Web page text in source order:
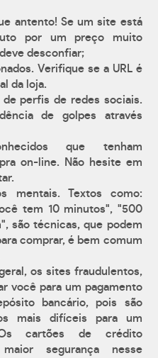
antento! Se um site está
por um preço muito
desconfiar;
Verifique se a URL é
da loja.
de perfis de redes sociais.
de golpes através
que tenham
on-line. Não hesite em
mentais. Textos como:
tem 10 minutos", "500
são técnicas, que podem
comprar, é bem comum
os sites fraudulentos,
você para um pagamento
bancário, pois são
mais difíceis para um
cartões de crédito
segurança nesse